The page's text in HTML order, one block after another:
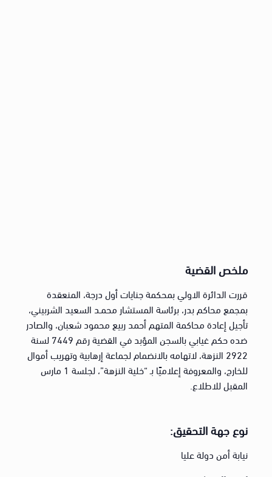
ملخص القضية
قررت الدائرة الاولي بمحكمة جنايات أول درجة، المنعقدة
بمجمع محاكم بدر، برئاسة المستشار محمـد السعيد الشربيني،
تأجيل إعادة محاكمة المتهم أحمد ربيع محمود شعبان، والصادر
ضده حكم غيابي بالسجن المؤبد في القضية رقم 7449 لسنة
2922 النزهة، لاتهامه بالانضمام لجماعة إرهابية وتهريب أموال
للخارج، والمعروفة إعلاميًا بـ “خلية النزهة”، لجلسة 1 مارس
المقبل للاطلاع.
نوع جهة التحقيق:
نيابة أمن دولة عليا